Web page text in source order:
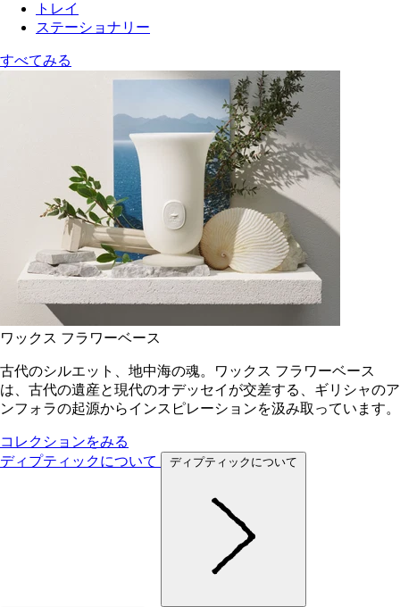
トレイ
ステーショナリー
すべてみる
ワックス フラワーベース
古代のシルエット、地中海の魂。ワックス フラワーベース
は、古代の遺産と現代のオデッセイが交差する、ギリシャのア
ンフォラの起源からインスピレーションを汲み取っています。
コレクションをみる
ディプティックについて
ディプティックについて